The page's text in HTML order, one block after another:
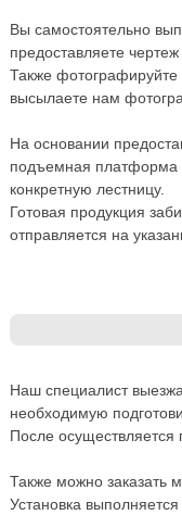
Вы самостоятельно
предоставляете
Также фотографируйте
высылаете нам
На основании
подъемная платформа
конкретную лестницу.
Готовая продукция
отправляется на
Наш специалист
необходимую
После осуществляется
Также можно заказать
Установка